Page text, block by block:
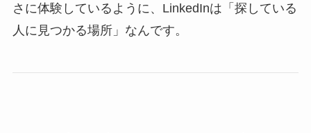
さに体験しているように、LinkedInは「探している
人に見つかる場所」なんです。